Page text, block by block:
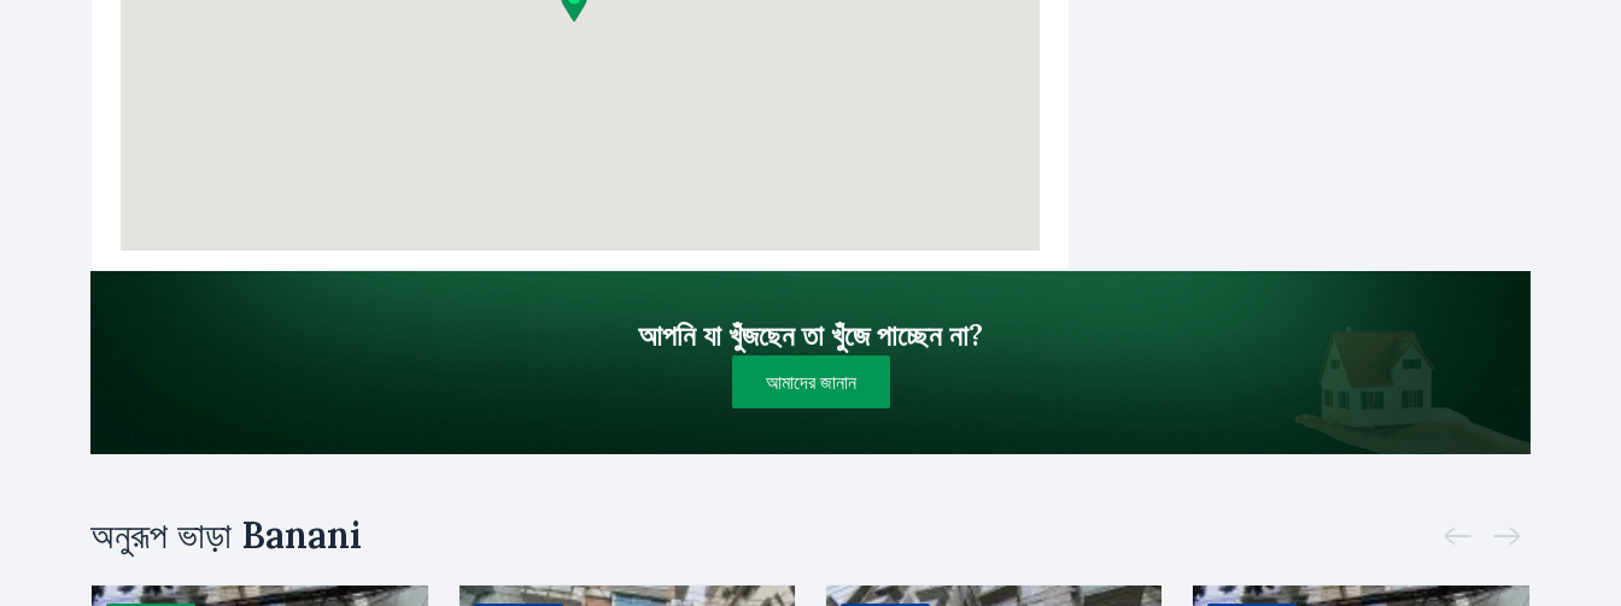
আপনি যা খুঁজছেন তা খুঁজে পাচ্ছেন না?
আমাদের জানান
ইমেইল
অনুরূপ ভাড়া Banani